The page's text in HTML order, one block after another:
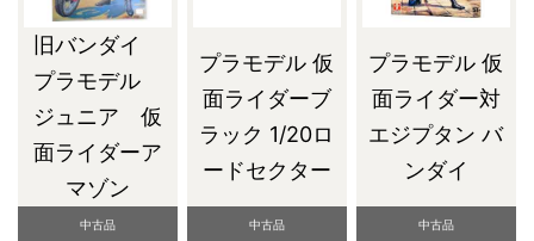
旧バンダイ
プラモデル
ジュニア 仮
面ライダーア
マゾン
中古品
プラモデル 仮
面ライダーブ
ラック 1/20ロ
ードセクター
中古品
プラモデル 仮
面ライダー対
エジプタン バ
ンダイ
中古品